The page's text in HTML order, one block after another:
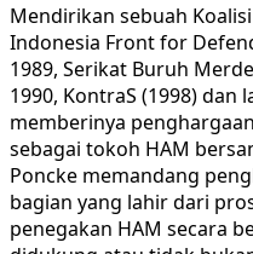
Mendirikan sebuah
Indonesia Front for
1989, Serikat Buruh
1990, KontraS (1998) dan
memberinya
sebagai tokoh HAM
Poncke memandang
bagian yang lahir dari
penegakan HAM secara